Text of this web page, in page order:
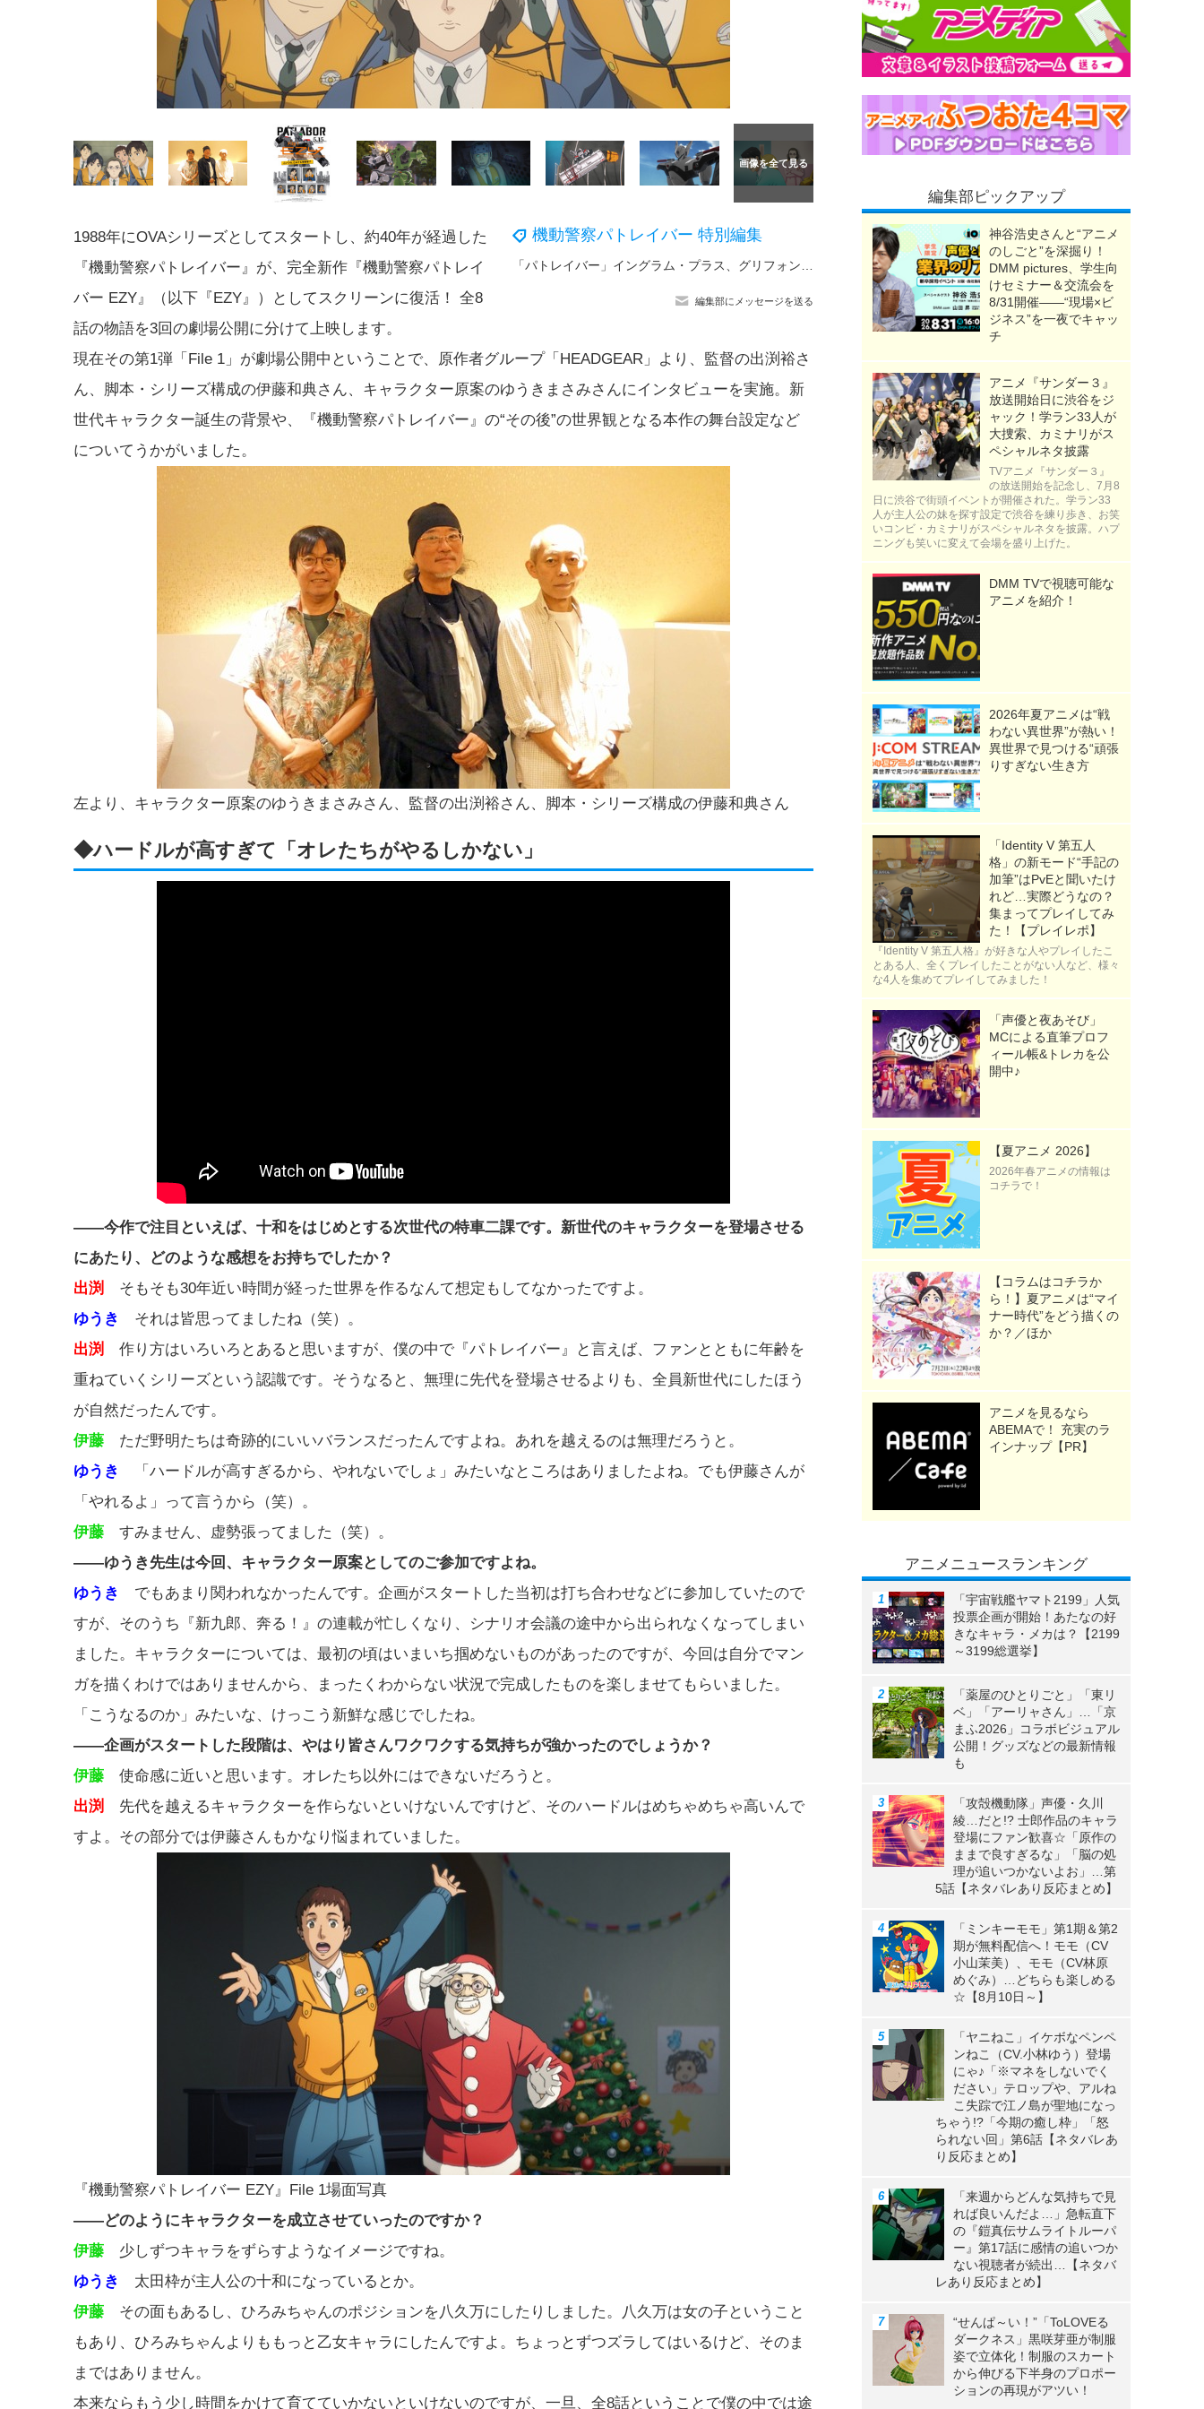
機動警察パトレイバー 特別編集
編集部にメッセージを送る
1988年にOVAシリーズとしてスタートし、約40年が経過した
『機動警察パトレイバー』が、完全新作『機動警察パトレイ
バー EZY』（以下『EZY』）としてスクリーンに復活！ 全8
話の物語を3回の劇場公開に分けて上映します。
現在その第1弾「File 1」が劇場公開中ということで、原作者グループ「HEADGEAR」より、監督の出渕裕さ
ん、脚本・シリーズ構成の伊藤和典さん、キャラクター原案のゆうきまさみさんにインタビューを実施。新
世代キャラクター誕生の背景や、『機動警察パトレイバー』の“その後”の世界観となる本作の舞台設定など
についてうかがいました。
左より、キャラクター原案のゆうきまさみさん、監督の出渕裕さん、脚本・シリーズ構成の伊藤和典さん
◆ハードルが高すぎて「オレたちがやるしかない」
――今作で注目といえば、十和をはじめとする次世代の特車二課です。新世代のキャラクターを登場させる
にあたり、どのような感想をお持ちでしたか？
出渕
そもそも30年近い時間が経った世界を作るなんて想定もしてなかったですよ。
ゆうき
それは皆思ってましたね（笑）。
出渕
作り方はいろいろとあると思いますが、僕の中で『パトレイバー』と言えば、ファンとともに年齢を
重ねていくシリーズという認識です。そうなると、無理に先代を登場させるよりも、全員新世代にしたほう
が自然だったんです。
伊藤 ただ野明たちは奇跡的にいいバランスだったんですよね。あれを越えるのは無理だろうと。
ゆうき
「ハードルが高すぎるから、やれないでしょ」みたいなところはありましたよね。でも伊藤さんが
「やれるよ」って言うから（笑）。
伊藤 すみません、虚勢張ってました（笑）。
――ゆうき先生は今回、キャラクター原案としてのご参加ですよね。
ゆうき
でもあまり関われなかったんです。企画がスタートした当初は打ち合わせなどに参加していたので
すが、そのうち『新九郎、奔る！』の連載が忙しくなり、シナリオ会議の途中から出られなくなってしまい
ました。キャラクターについては、最初の頃はいまいち掴めないものがあったのですが、今回は自分でマン
ガを描くわけではありませんから、まったくわからない状況で完成したものを楽しませてもらいました。
「こうなるのか」みたいな、けっこう新鮮な感じでしたね。
――企画がスタートした段階は、やはり皆さんワクワクする気持ちが強かったのでしょうか？
伊藤 使命感に近いと思います。オレたち以外にはできないだろうと。
出渕
先代を越えるキャラクターを作らないといけないんですけど、そのハードルはめちゃめちゃ高いんで
すよ。その部分では伊藤さんもかなり悩まれていました。
『機動警察パトレイバー EZY』File 1場面写真
――どのようにキャラクターを成立させていったのですか？
伊藤 少しずつキャラをずらすようなイメージですね。
ゆうき
太田枠が主人公の十和になっているとか。
伊藤 その面もあるし、ひろみちゃんのポジションを八久万にしたりしました。八久万は女の子ということ
もあり、ひろみちゃんよりももっと乙女キャラにしたんですよ。ちょっとずつズラしてはいるけど、そのま
まではありません。
本来ならもう少し時間をかけて育てていかないといけないのですが、一旦、全8話ということで僕の中では途
編集部ピックアップ
神谷浩史さんと“アニメ
のしごと”を深掘り！
DMM pictures、学生向
けセミナー＆交流会を
8/31開催――“現場×ビ
ジネス”を一夜でキャッ
チ
アニメ『サンダー３』
放送開始日に渋谷をジ
ャック！学ラン33人が
大捜索、カミナリがス
ペシャルネタ披露
TVアニメ『サンダー３』
の放送開始を記念し、7月8
日に渋谷で街頭イベントが開催された。学ラン33
人が主人公の妹を探す設定で渋谷を練り歩き、お笑
いコンビ・カミナリがスペシャルネタを披露。ハプ
ニングも笑いに変えて会場を盛り上げた。
DMM TVで視聴可能な
アニメを紹介！
2026年夏アニメは“戦
わない異世界”が熱い！
異世界で見つける“頑張
りすぎない生き方
「Identity V 第五人
格」の新モード“手記の
加筆”はPvEと聞いたけ
れど…実際どうなの？
集まってプレイしてみ
た！【プレイレポ】
『Identity V 第五人格』が好きな人やプレイしたこ
とある人、全くプレイしたことがない人など、様々
な4人を集めてプレイしてみました！
「声優と夜あそび」
MCによる直筆プロフ
ィール帳&トレカを公
開中♪
【夏アニメ 2026】
2026年春アニメの情報は
コチラで！
【コラムはコチラか
ら！】夏アニメは“マイ
ナー時代”をどう描くの
か？／ほか
アニメを見るなら
ABEMAで！ 充実のラ
インナップ【PR】
アニメニュースランキング
「宇宙戦艦ヤマト2199」人気
投票企画が開始！あたなの好
きなキャラ・メカは？【2199
～3199総選挙】
「薬屋のひとりごと」「東リ
ベ」「アーリャさん」…「京
まふ2026」コラボビジュアル
公開！グッズなどの最新情報
も
「攻殻機動隊」声優・久川
綾…だと!? 士郎作品のキャラ
登場にファン歓喜☆「原作の
ままで良すぎるな」「脳の処
理が追いつかないよお」…第
5話【ネタバレあり反応まとめ】
「ミンキーモモ」第1期＆第2
期が無料配信へ！モモ（CV
小山茉美）、モモ（CV林原
めぐみ）…どちらも楽しめる
☆【8月10日～】
「ヤニねこ」イケボなペンペ
ンねこ（CV.小林ゆう）登場
にゃ♪「※マネをしないでく
ださい」テロップや、アルね
こ失踪で江ノ島が聖地になっ
ちゃう!?「今期の癒し枠」「怒
られない回」第6話【ネタバレあ
り反応まとめ】
「来週からどんな気持ちで見
れば良いんだよ…」急転直下
の『鎧真伝サムライトルーパ
ー』第17話に感情の追いつか
ない視聴者が続出…【ネタバ
レあり反応まとめ】
“せんぱ～い！”「ToLOVEる
ダークネス」黒咲芽亜が制服
姿で立体化！制服のスカート
から伸びる下半身のプロポー
ションの再現がアツい！